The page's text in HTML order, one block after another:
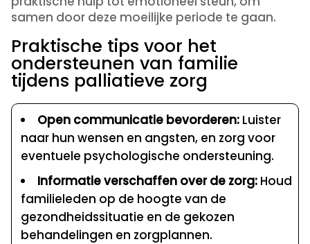
samen door deze moeilijke periode te gaan.
Praktische tips voor het
ondersteunen van familie
tijdens palliatieve zorg
Open communicatie bevorderen: Luister
naar hun wensen en angsten, en zorg voor
eventuele psychologische ondersteuning.
Informatie verschaffen over de zorg: Houd
familieleden op de hoogte van de
gezondheidssituatie en de gekozen
behandelingen en zorgplannen.